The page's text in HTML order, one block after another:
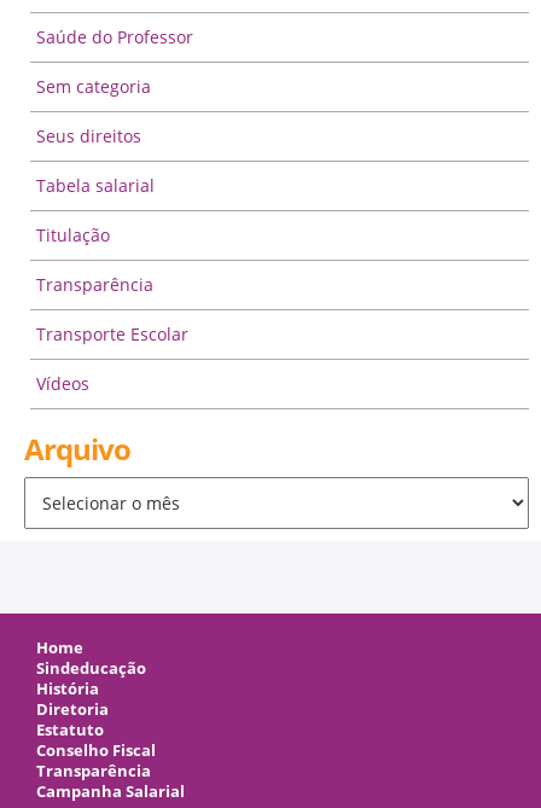
Saúde do Professor
Sem categoria
Seus direitos
Tabela salarial
Titulação
Transparência
Transporte Escolar
Vídeos
Arquivo
Home
Sindeducação
História
Diretoria
Estatuto
Conselho Fiscal
Transparência
Campanha Salarial